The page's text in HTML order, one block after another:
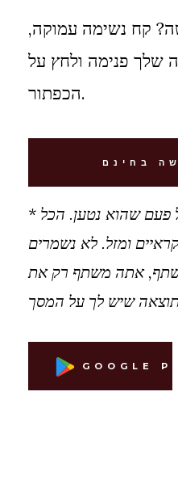
קח נשימה עמוקה,
פנימה ולחץ על
הכפתור.
בחינם
* דף זה נוצר מחדש בכל פעם שהוא נטען. הכל
ומזל. לא נשמרים
אתה משתף רק את
GOOGLE